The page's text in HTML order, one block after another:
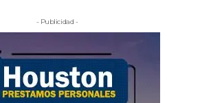
- Publicidad -